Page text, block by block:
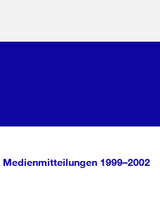
Medienmitteilungen 1999–2002